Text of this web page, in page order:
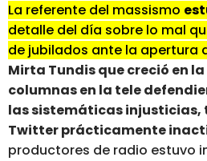
La referente del massismo
detalle del día sobre lo mal
de jubilados ante la apertura
Mirta Tundis que creció en
columnas en la tele
las sistemáticas injusticias,
Twitter prácticamente
productores de radio estuvo